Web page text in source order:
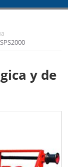
y de